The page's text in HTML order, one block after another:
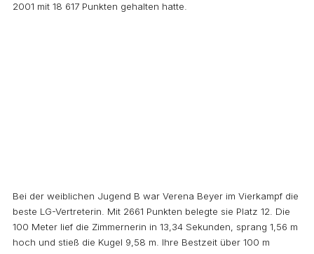
2001 mit 18 617 Punkten gehalten hatte.
Bei der weiblichen Jugend B war Verena Beyer im Vierkampf die
beste LG-Vertreterin. Mit 2661 Punkten belegte sie Platz 12. Die
100 Meter lief die Zimmernerin in 13,34 Sekunden, sprang 1,56 m
hoch und stieß die Kugel 9,58 m. Ihre Bestzeit über 100 m